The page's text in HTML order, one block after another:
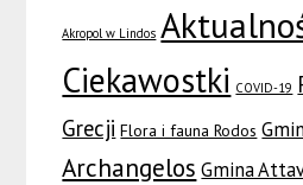
Akropol w Lindos
Ciekawostki COVID-19
Grecji Flora i fauna Rodos
Archangelos Gmina